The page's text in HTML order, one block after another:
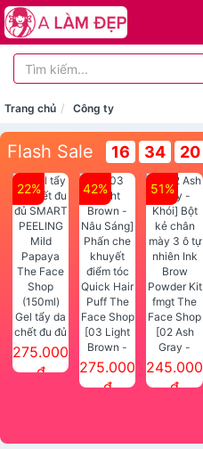
Trang chủ Công ty
Flash Sale 16 34 20
22%
Gel tẩy da
chết đu đủ
SMART
PEELING
275.000
đ
42%
[03 Light
Brown -
Nâu Sáng]
Phấn che
275.000
đ
51%
[02 Ash
Gray -
Khói] Bột
kẻ chân
245.000
đ